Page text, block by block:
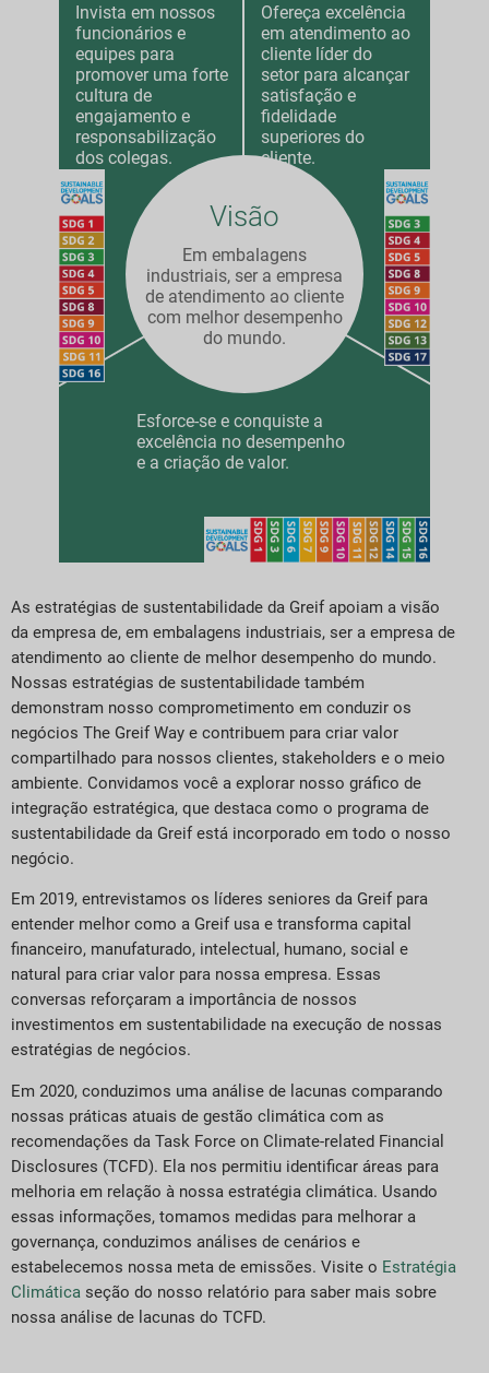
de Sustentabilidade
e Desempenho
de relatórios ESG
de downloads
As estratégias de sustentabilidade da Greif apoiam a visão
da empresa de, em embalagens industriais, ser a empresa de
atendimento ao cliente de melhor desempenho do mundo.
Nossas estratégias de sustentabilidade também
demonstram nosso comprometimento em conduzir os
negócios The Greif Way e contribuem para criar valor
compartilhado para nossos clientes, stakeholders e o meio
ambiente. Convidamos você a explorar nosso gráfico de
integração estratégica, que destaca como o programa de
sustentabilidade da Greif está incorporado em todo o nosso
negócio.
Em 2019, entrevistamos os líderes seniores da Greif para
entender melhor como a Greif usa e transforma capital
financeiro, manufaturado, intelectual, humano, social e
natural para criar valor para nossa empresa. Essas
conversas reforçaram a importância de nossos
investimentos em sustentabilidade na execução de nossas
estratégias de negócios.
Em 2020, conduzimos uma análise de lacunas comparando
nossas práticas atuais de gestão climática com as
recomendações da Task Force on Climate-related Financial
Disclosures (TCFD). Ela nos permitiu identificar áreas para
melhoria em relação à nossa estratégia climática. Usando
essas informações, tomamos medidas para melhorar a
governança, conduzimos análises de cenários e
estabelecemos nossa meta de emissões. Visite o Estratégia
Climática seção do nosso relatório para saber mais sobre
nossa análise de lacunas do TCFD.
Invista em nossos
funcionários e
equipes para
promover uma forte
cultura de
engajamento e
responsabilização
dos colegas.
Ofereça excelência
em atendimento ao
cliente líder do
setor para alcançar
satisfação e
fidelidade
superiores do
cliente.
Esforce-se e conquiste a
excelência no desempenho
e a criação de valor.
Visão
Em embalagens
industriais, ser a empresa
de atendimento ao cliente
com melhor desempenho
do mundo.